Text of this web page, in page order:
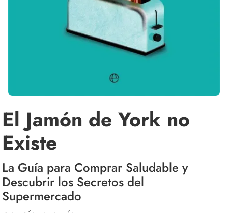
El Jamón de York no
Existe
La Guía para Comprar Saludable y
Descubrir los Secretos del
Supermercado